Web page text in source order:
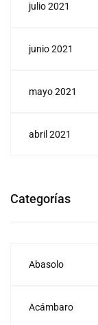
julio 2021
junio 2021
mayo 2021
abril 2021
Categorías
Abasolo
Acámbaro